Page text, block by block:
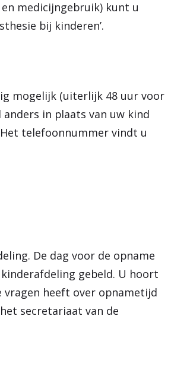
medicijngebruik) kunt u
bij kinderen’.
mogelijk (uiterlijk 48 uur voor
anders in plaats van uw kind
telefoonnummer vindt u
De dag voor de opname
gebeld. U hoort
heeft over opnametijd
secretariaat van de